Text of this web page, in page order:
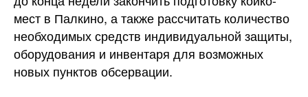
мест в Палкино, а также рассчитать количество
необходимых средств индивидуальной защиты,
оборудования и инвентаря для возможных
новых пунктов обсервации.